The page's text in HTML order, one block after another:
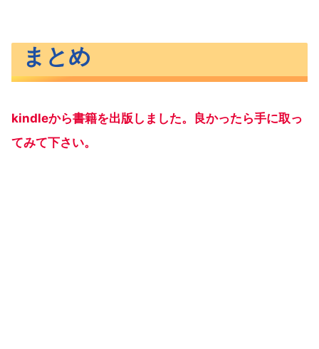
まとめ
kindleから書籍を出版しました。良かったら手に取っ
てみて下さい。